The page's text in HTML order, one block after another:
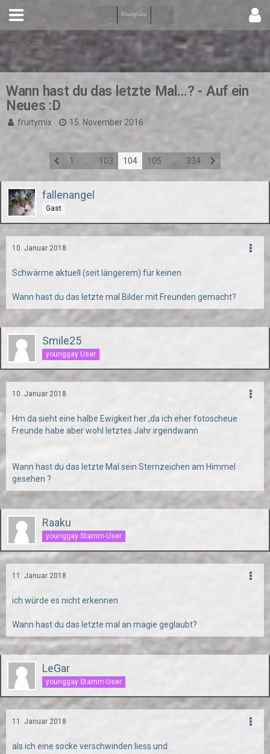
Spiel, Spaß und Unfug
Wann hast du das letzte Mal...? - Auf ein
Neues :D
fruitymix 15. November 2016
1 103 104 105 334
fallenangel
Gast
10. Januar 2018
Schwärme aktuell (seit längerem) für keinen
Wann hast du das letzte mal Bilder mit Freunden gemacht?
Smile25
younggay User
10. Januar 2018
Hm da sieht eine halbe Ewigkeit her ,da ich eher fotoscheue
Freunde habe aber wohl letztes Jahr irgendwann
Wann hast du das letzte Mal sein Sternzeichen am Himmel
gesehen ?
Raaku
younggay Stamm-User
11. Januar 2018
ich würde es nicht erkennen
Wann hast du das letzte mal an magie geglaubt?
LeGar
younggay Stamm-User
11. Januar 2018
als ich eine socke verschwinden liess und